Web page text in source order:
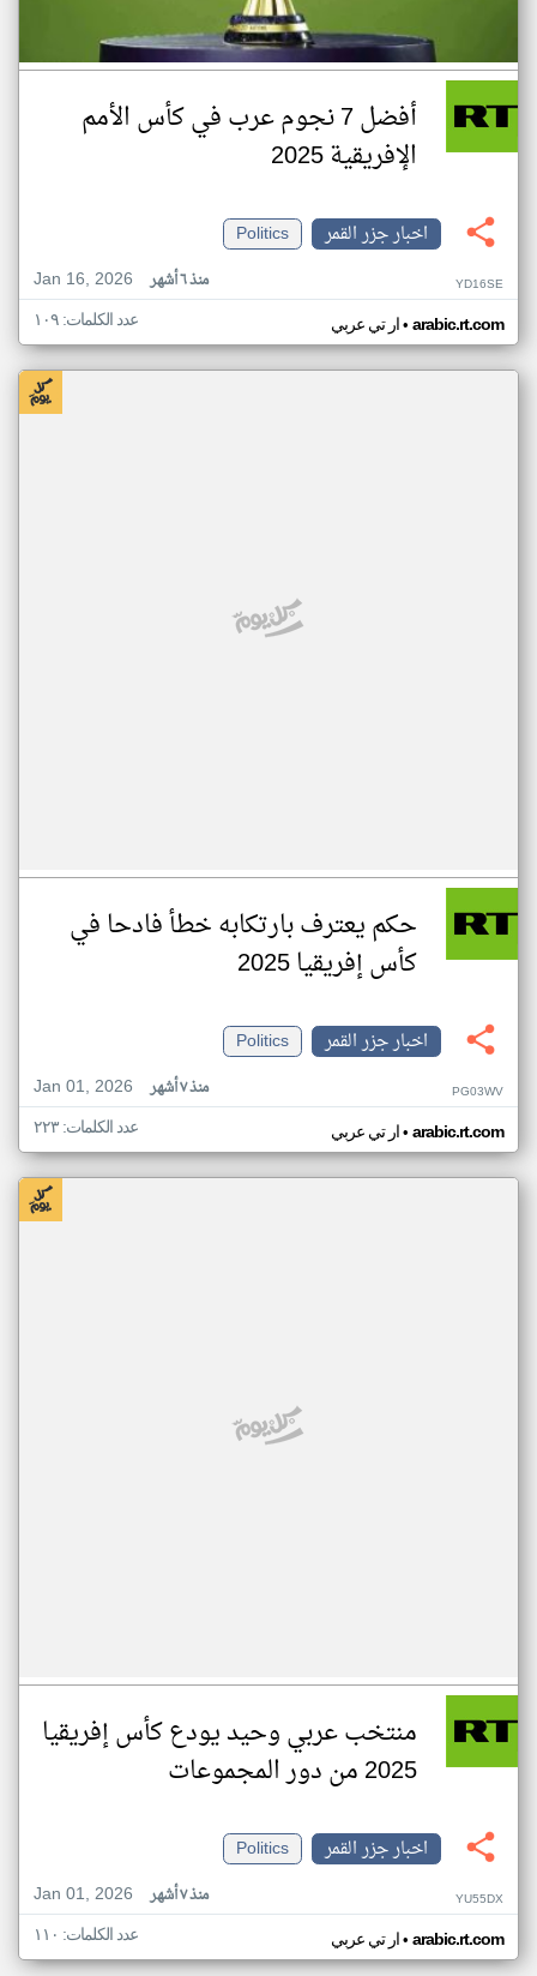
أفضل 7 نجوم عرب في كأس الأمم
الإفريقية 2025
اخبار جزر القمر
Politics
Jan 16, 2026
منذ ٦ أشهر YD16SE
ار تي عربي• arabic.rt.com عدد الكلمات: ١٠٩
حكم يعترف بارتكابه خطأ فادحا في
كأس إفريقيا 2025
اخبار جزر القمر
Politics
Jan 01, 2026
منذ ٧ أشهر PG03WV
ار تي عربي• arabic.rt.com عدد الكلمات: ٢٢٣
منتخب عربي وحيد يودع كأس إفريقيا
2025 من دور المجموعات
اخبار جزر القمر
Politics
Jan 01, 2026
منذ ٧ أشهر YU55DX
ار تي عربي• arabic.rt.com عدد الكلمات: ١١٠